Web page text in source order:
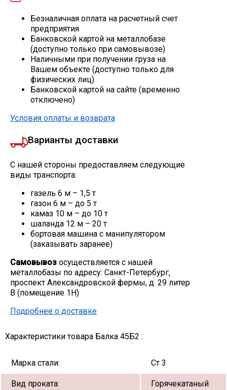
Алюминиевый прокат
Безналичная оплата на расчетный счет
предприятия
Банковской картой на металлобазе
(доступно только при самовывозе)
Наличными при получении груза на
Вашем объекте (доступно только для
физических лиц)
Банковской картой на сайте (временно
отключено)
Условия оплаты и возврата
Варианты доставки
С нашей стороны предоставляем следующие
виды транспорта:
газель 6 м – 1,5 т
газон 6 м – до 5 т
камаз 10 м – до 10 т
шаланда 12 м – 20 т
бортовая машина с манипулятором
(заказывать заранее)
Самовывоз осуществляется с нашей
металлобазы по адресу: Санкт-Петербург,
проспект Александровской фермы, д. 29 литер
В (помещение 1Н)
Подробнее о доставке
Характеристики товара Балка 45Б2 :
Марка стали: Ст 3
Вид проката: Горячекатаный